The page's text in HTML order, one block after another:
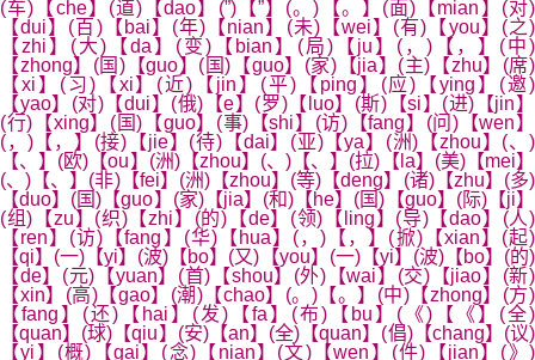
(车)【che】(道)【dao】(”)【”】(。)【。】(面)【mian】(对)
【dui】(百)【bai】(年)【nian】(未)【wei】(有)【you】(之)
【zhi】(大)【da】(变)【bian】(局)【ju】(，)【，】(中)
【zhong】(国)【guo】(国)【guo】(家)【jia】(主)【zhu】(席)
【xi】(习)【xi】(近)【jin】(平)【ping】(应)【ying】(邀)
【yao】(对)【dui】(俄)【e】(罗)【luo】(斯)【si】(进)【jin】
(行)【xing】(国)【guo】(事)【shi】(访)【fang】(问)【wen】
(，)【，】(接)【jie】(待)【dai】(亚)【ya】(洲)【zhou】(、)
【、】(欧)【ou】(洲)【zhou】(、)【、】(拉)【la】(美)【mei】
(、)【、】(非)【fei】(洲)【zhou】(等)【deng】(诸)【zhu】(多)
【duo】(国)【guo】(家)【jia】(和)【he】(国)【guo】(际)【ji】
(组)【zu】(织)【zhi】(的)【de】(领)【ling】(导)【dao】(人)
【ren】(访)【fang】(华)【hua】(，)【，】(掀)【xian】(起)
【qi】(一)【yi】(波)【bo】(又)【you】(一)【yi】(波)【bo】(的)
【de】(元)【yuan】(首)【shou】(外)【wai】(交)【jiao】(新)
【xin】(高)【gao】(潮)【chao】(。)【。】(中)【zhong】(方)
【fang】(还)【hai】(发)【fa】(布)【bu】(《)【《】(全)
【quan】(球)【qiu】(安)【an】(全)【quan】(倡)【chang】(议)
【yi】(概)【gai】(念)【nian】(文)【wen】(件)【jian】(》)